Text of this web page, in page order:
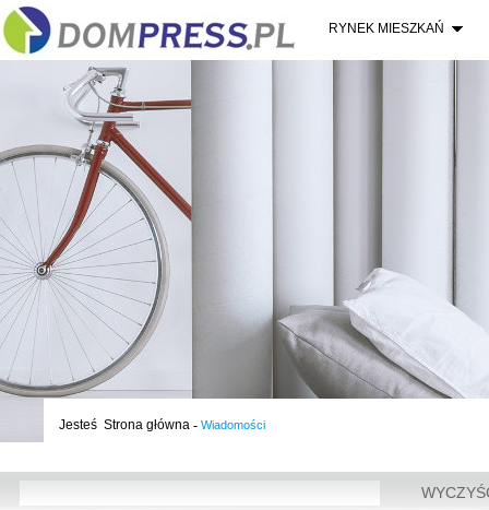
RYNEK MIESZKAŃ
Jesteś Strona główna - Wiadomości